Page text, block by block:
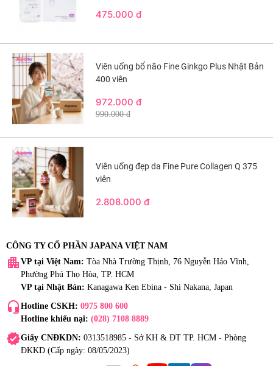
475.000 đ
Viên uống bổ não Fine Ginkgo Plus Nhật Bản
400 viên
972.000 đ
990.000 đ
Viên uống đẹp da Fine Pure Collagen Q 375
viên
2.808.000 đ
CÔNG TY CỔ PHẦN JAPANA VIỆT NAM
apartment VP tại Việt Nam: Tòa Nhà Trường Thịnh, 76 Nguyễn Háo Vĩnh,
Phường Phú Thọ Hòa, TP. HCM
VP tại Nhật Bản: Kanagawa Ken Ebina - Shi Nakana, Japan
headset_mic Hotline CSKH: 0975 800 600
Hotline khiếu nại: (028) 7108 8889
verifiedGiấy CNĐKDN: 0313518985 - Sở KH & ĐT TP. HCM - Phòng
ĐKKD (Cấp ngày: 08/05/2023)